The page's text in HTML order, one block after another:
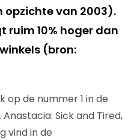
opzichte van 2003).
ruim 10% hoger dan
(bron:
op de nummer 1 in de
Sick and Tired,
vind in de